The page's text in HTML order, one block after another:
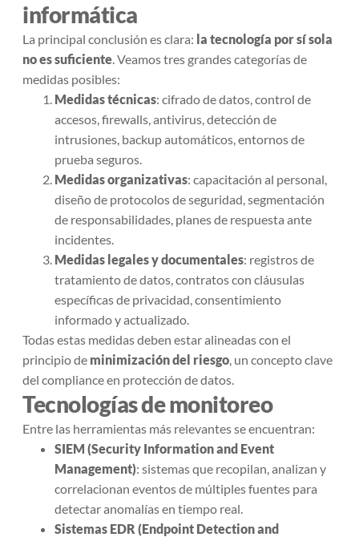
informática
La principal conclusión es clara: la tecnología por sí sola
no es suficiente. Veamos tres grandes categorías de
medidas posibles:
Medidas técnicas: cifrado de datos, control de
accesos, firewalls, antivirus, detección de
intrusiones, backup automáticos, entornos de
prueba seguros.
Medidas organizativas: capacitación al personal,
diseño de protocolos de seguridad, segmentación
de responsabilidades, planes de respuesta ante
incidentes.
Medidas legales y documentales: registros de
tratamiento de datos, contratos con cláusulas
específicas de privacidad, consentimiento
informado y actualizado.
Todas estas medidas deben estar alineadas con el
principio de minimización del riesgo, un concepto clave
del compliance en protección de datos.
Tecnologías de monitoreo
Entre las herramientas más relevantes se encuentran:
SIEM (Security Information and Event
Management): sistemas que recopilan, analizan y
correlacionan eventos de múltiples fuentes para
detectar anomalías en tiempo real.
Sistemas EDR (Endpoint Detection and